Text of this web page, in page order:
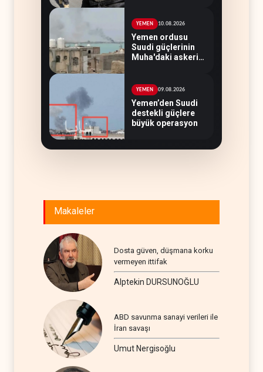
YEMEN 10.08.2026
Yemen ordusu
Suudi güçlerinin
Muha'daki askeri
YEMEN 09.08.2026
Yemen’den Suudi
destekli güçlere
büyük operasyon
Makaleler
Dosta güven, düşmana korku
vermeyen ittifak
Alptekin DURSUNOĞLU
ABD savunma sanayi verileri ile
İran savaşı
Umut Nergisoğlu